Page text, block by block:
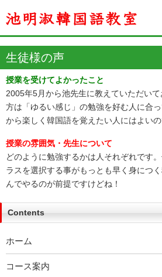
生徒様の声
授業を受けてよかったこと
2005年5月から池先生に教えていただい
方は「ゆるい感じ」の勉強を好む人に合
から楽しく韓国語を覚えたい人にはよい
授業の雰囲気・先生について
どのように勉強するかは人それぞれです
ラスを選択する事がもっとも早く身につ
んでやるのが前提ですけどね！
Contents
ホーム
コース案内